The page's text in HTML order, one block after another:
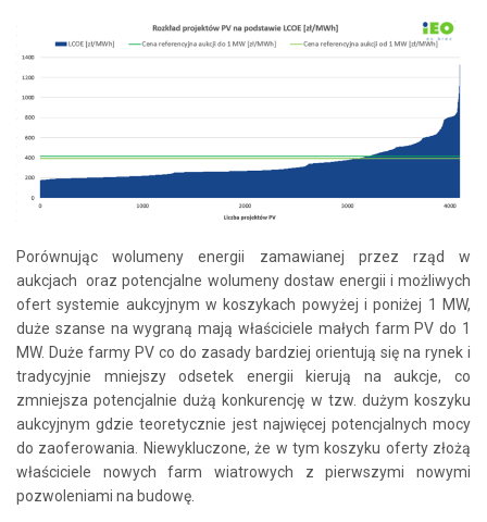
Porównując wolumeny energii zamawianej przez rząd w
aukcjach oraz potencjalne wolumeny dostaw energii i możliwych
ofert systemie aukcyjnym w koszykach powyżej i poniżej 1 MW,
duże szanse na wygraną mają właściciele małych farm PV do 1
MW. Duże farmy PV co do zasady bardziej orientują się na rynek i
tradycyjnie mniejszy odsetek energii kierują na aukcje, co
zmniejsza potencjalnie dużą konkurencję w tzw. dużym koszyku
aukcyjnym gdzie teoretycznie jest najwięcej potencjalnych mocy
do zaoferowania. Niewykluczone, że w tym koszyku oferty złożą
właściciele nowych farm wiatrowych z pierwszymi nowymi
pozwoleniami na budowę.